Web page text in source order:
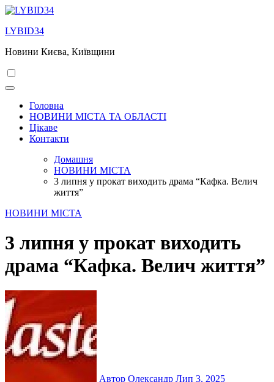
Перейти
вмісту
LYBID34
Новини Києва, Київщини
Головна
НОВИНИ МІСТА ТА ОБЛАСТІ
Цікаве
Контакти
Домашня
НОВИНИ МІСТА
3 липня у прокат виходить драма “Кафка. Велич
життя”
НОВИНИ МІСТА
3 липня у прокат виходить
драма “Кафка. Велич життя”
Автор Олександр Лип 3, 2025